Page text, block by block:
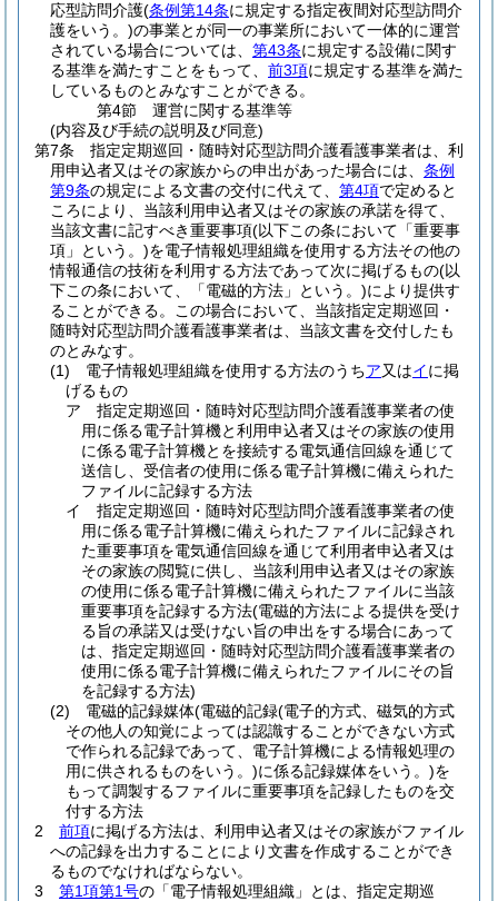
応型訪問介護(条例第14条に規定する指定夜間対応型訪問介
護をいう。)の事業とが同一の事業所において一体的に運営
されている場合については、 第43条に規定する設備に関す
る基準を満たすことをもって、 前3項に規定する基準を満た
しているものとみなすことができる。
第4節
運営に関する基準等
(内容及び手続の説明及び同意)
第7条
指定定期巡回・随時対応型訪問介護看護事業者は、利
用申込者又はその家族からの申出があった場合には、 条例
第9条の規定による文書の交付に代えて、 第4項で定めると
ころにより、当該利用申込者又はその家族の承諾を得て、
当該文書に記すべき重要事項(以下この条において「重要事
項」という。)を電子情報処理組織を使用する方法その他の
情報通信の技術を利用する方法であって次に掲げるもの(以
下この条において、「電磁的方法」という。)により提供す
ることができる。
この場合において、当該指定定期巡回・
随時対応型訪問介護看護事業者は、当該文書を交付したも
のとみなす。
(1)
電子情報処理組織を使用する方法のうちア又はイに掲
げるもの
ア
指定定期巡回・随時対応型訪問介護看護事業者の使
用に係る電子計算機と利用申込者又はその家族の使用
に係る電子計算機とを接続する電気通信回線を通じて
送信し、受信者の使用に係る電子計算機に備えられた
ファイルに記録する方法
イ
指定定期巡回・随時対応型訪問介護看護事業者の使
用に係る電子計算機に備えられたファイルに記録され
た重要事項を電気通信回線を通じて利用者申込者又は
その家族の閲覧に供し、当該利用申込者又はその家族
の使用に係る電子計算機に備えられたファイルに当該
重要事項を記録する方法(電磁的方法による提供を受け
る旨の承諾又は受けない旨の申出をする場合にあって
は、指定定期巡回・随時対応型訪問介護看護事業者の
使用に係る電子計算機に備えられたファイルにその旨
を記録する方法)
(2)
電磁的記録媒体(電磁的記録(電子的方式、磁気的方式
その他人の知覚によっては認識することができない方式
で作られる記録であって、電子計算機による情報処理の
用に供されるものをいう。)に係る記録媒体をいう。)を
もって調製するファイルに重要事項を記録したものを交
付する方法
2
前項に掲げる方法は、利用申込者又はその家族がファイル
への記録を出力することにより文書を作成することができ
るものでなければならない。
3
第1項第1号の「電子情報処理組織」とは、指定定期巡